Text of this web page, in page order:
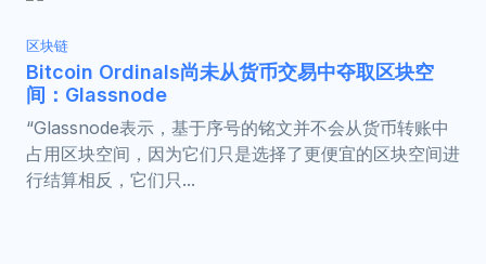
区块链
Bitcoin Ordinals尚未从货币交易中夺取区块空
间：Glassnode
“Glassnode表示，基于序号的铭文并不会从货币转账中
占用区块空间，因为它们只是选择了更便宜的区块空间进
行结算相反，它们只...